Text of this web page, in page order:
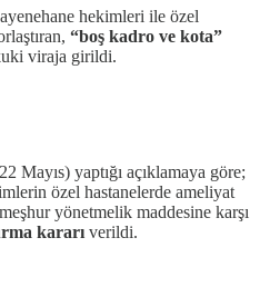
hekimleri ile özel
“boş kadro ve kota”
viraja girildi.
Mayıs) yaptığı açıklamaya göre;
özel hastanelerde ameliyat
yönetmelik maddesine karşı
kararı verildi.